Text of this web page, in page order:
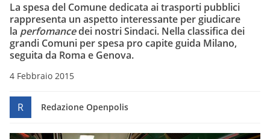
La spesa del Comune dedicata ai trasporti pubblici
rappresenta un aspetto interessante per giudicare
la perfomancedei nostri Sindaci. Nella classifica dei
grandi Comuni per spesa pro capite guida Milano,
seguita da Roma e Genova.
4 Febbraio 2015
R Redazione Openpolis